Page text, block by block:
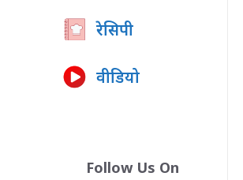
रेसिपी
वीडियो
Follow Us On